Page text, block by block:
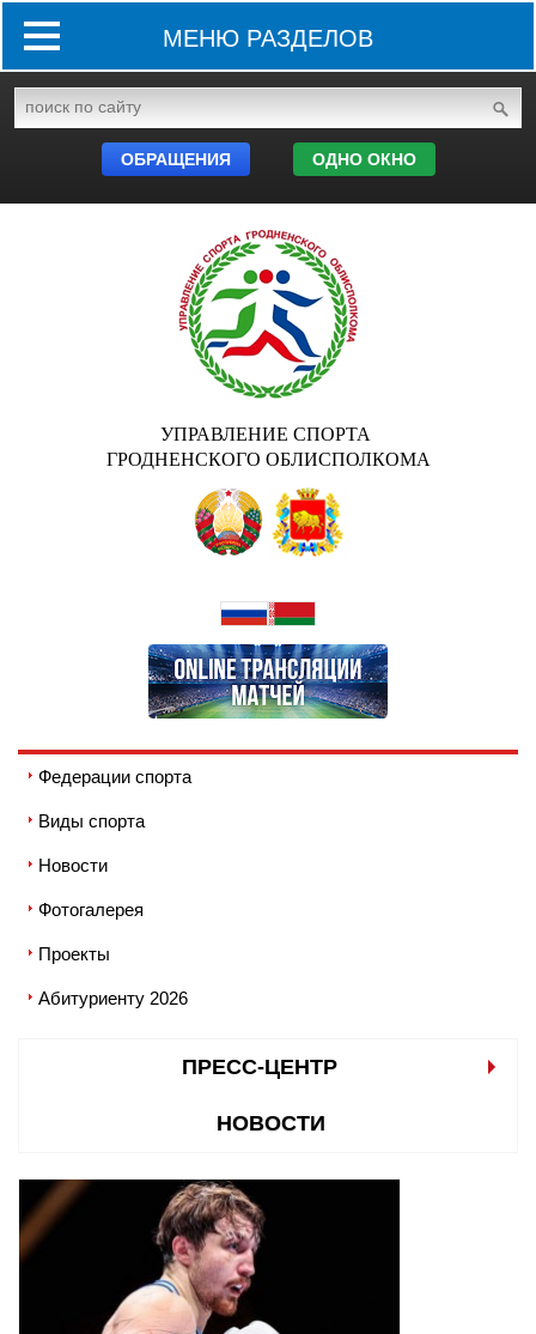
МЕНЮ РАЗДЕЛОВ
ОБРАЩЕНИЯ ОДНО ОКНО
УПРАВЛЕНИЕ СПОРТА
ГРОДНЕНСКОГО ОБЛИСПОЛКОМА
Федерации спорта
Виды спорта
Новости
Фотогалерея
Проекты
Абитуриенту 2026
ПРЕСС-ЦЕНТР
НОВОСТИ